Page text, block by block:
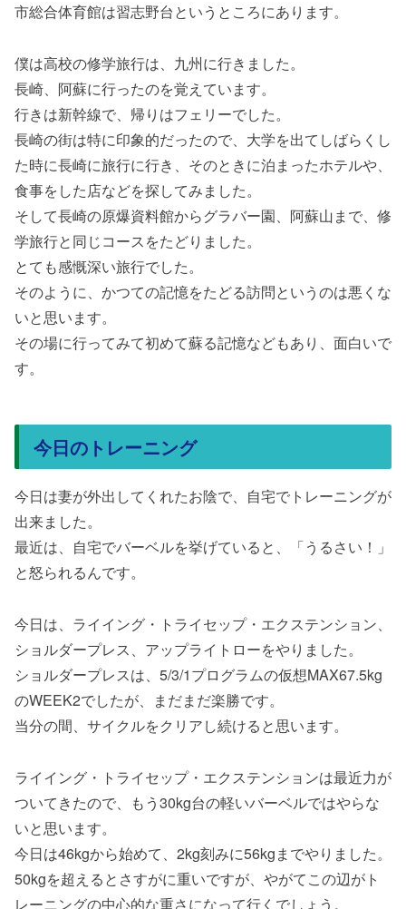
市総合体育館は習志野台というところにあります。
僕は高校の修学旅行は、九州に行きました。
長崎、阿蘇に行ったのを覚えています。
行きは新幹線で、帰りはフェリーでした。
長崎の街は特に印象的だったので、大学を出てしばらくし
た時に長崎に旅行に行き、そのときに泊まったホテルや、
食事をした店などを探してみました。
そして長崎の原爆資料館からグラバー園、阿蘇山まで、修
学旅行と同じコースをたどりました。
とても感慨深い旅行でした。
そのように、かつての記憶をたどる訪問というのは悪くな
いと思います。
その場に行ってみて初めて蘇る記憶などもあり、面白いで
す。
今日のトレーニング
今日は妻が外出してくれたお陰で、自宅でトレーニングが
出来ました。
最近は、自宅でバーベルを挙げていると、「うるさい！」
と怒られるんです。
今日は、ライイング・トライセップ・エクステンション、
ショルダープレス、アップライトローをやりました。
ショルダープレスは、5/3/1プログラムの仮想MAX67.5kg
のWEEK2でしたが、まだまだ楽勝です。
当分の間、サイクルをクリアし続けると思います。
ライイング・トライセップ・エクステンションは最近力が
ついてきたので、もう30kg台の軽いバーベルではやらな
いと思います。
今日は46kgから始めて、2kg刻みに56kgまでやりました。
50kgを超えるとさすがに重いですが、やがてこの辺がト
レーニングの中心的な重さになって行くでしょう。